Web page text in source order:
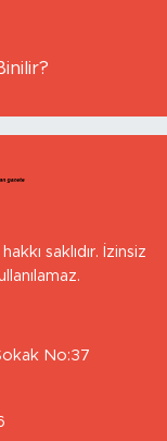
saklıdır. İzinsiz
No:37